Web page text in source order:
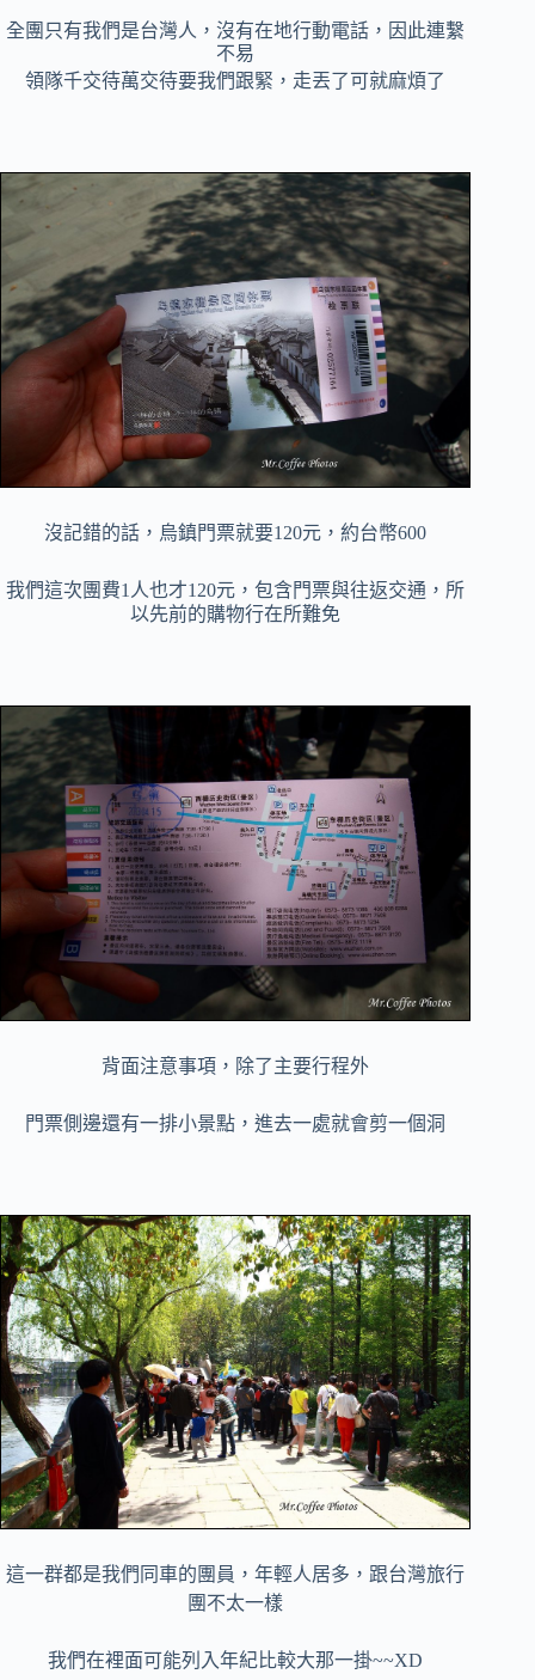
全團只有我們是台灣人，沒有在地行動電話，因此連繫
不易
領隊千交待萬交待要我們跟緊，走丟了可就麻煩了
沒記錯的話，烏鎮門票就要120元，約台幣600
我們這次團費1人也才120元，包含門票與往返交通， 所
以先前的購物行在所難免
背面注意事項，除了主要行程外
門票側邊還有一排小景點，進去一處就會剪一個洞
這一群都是我們同車的團員，年輕人居多，跟台灣旅行
團不太一樣
我們在裡面可能列入年紀比較大那一掛~~XD